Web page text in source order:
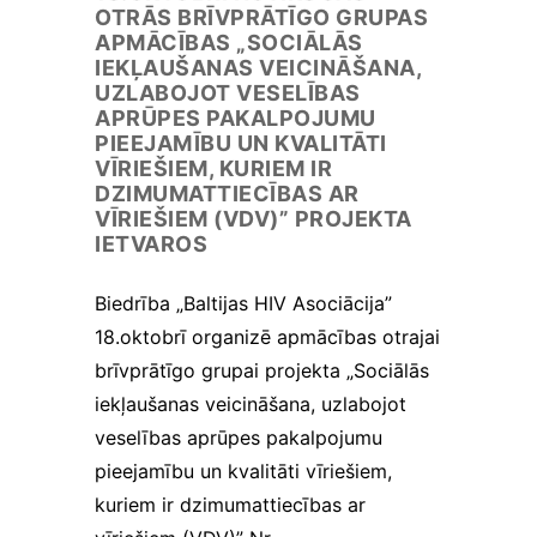
OTRĀS BRĪVPRĀTĪGO GRUPAS
APMĀCĪBAS „SOCIĀLĀS
IEKĻAUŠANAS VEICINĀŠANA,
UZLABOJOT VESELĪBAS
APRŪPES PAKALPOJUMU
PIEEJAMĪBU UN KVALITĀTI
VĪRIEŠIEM, KURIEM IR
DZIMUMATTIECĪBAS AR
VĪRIEŠIEM (VDV)” PROJEKTA
IETVAROS
Biedrība „Baltijas HIV Asociācija”
18.oktobrī organizē apmācības otrajai
brīvprātīgo grupai projekta „Sociālās
iekļaušanas veicināšana, uzlabojot
veselības aprūpes pakalpojumu
pieejamību un kvalitāti vīriešiem,
kuriem ir dzimumattiecības ar
norādot, kura
lapa visvairāk
piesaista
lietotāju
uzmanību un
vai tiek rādīti
ziņojumi. Šie
neuzglabā
informāciju.
lai mūsu
tīmekļa vietni
padarītu
lietotājiem
draudzīgu un
pielāgotu to
konkrēta
lietotāja